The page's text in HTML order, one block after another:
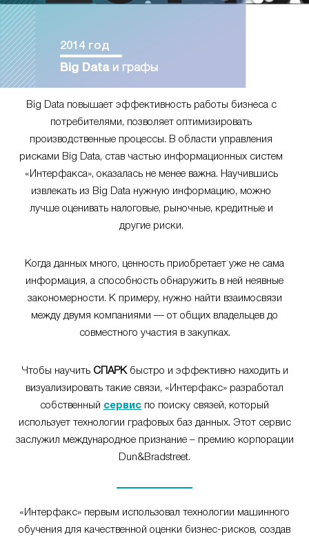
2014 год
Big Dataи графы
Big Data повышает эффективность работы бизнеса с
потребителями, позволяет оптимизировать
производственные процессы. В области управления
рисками Big Data, став частью информационных систем
«Интерфакса», оказалась не менее важна. Научившись
извлекать из Big Data нужную информацию, можно
лучше оценивать налоговые, рыночные, кредитные и
другие риски.
Когда данных много, ценность приобретает уже не сама
информация, а способность обнаружить в ней неявные
закономерности. К примеру, нужно найти взаимосвязи
между двумя компаниями — от общих владельцев до
совместного участия в закупках.
Чтобы научить СПАРКбыстро и эффективно находить и
визуализировать такие связи, «Интерфакс» разработал
собственный сервис по поиску связей, который
использует технологии графовых баз данных. Этот сервис
заслужил международное признание – премию корпорации
Dun&Bradstreet.
«Интерфакс» первым использовал технологии машинного
обучения для качественной оценки бизнес-рисков, создав